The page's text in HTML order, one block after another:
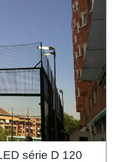
série D 120